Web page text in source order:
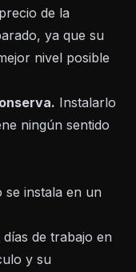
de la
ya que su
nivel posible
Instalarlo
ningún sentido
instala en un
de trabajo en
y su